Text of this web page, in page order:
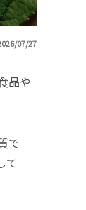
07/27
品や
で
て